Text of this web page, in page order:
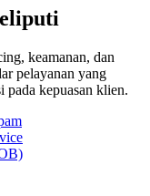
keamanan, dan
pelayanan yang
pada kepuasan klien.